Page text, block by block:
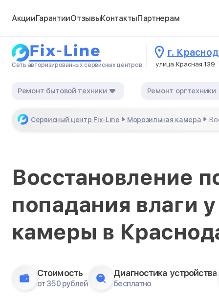
АкцииГарантииОтзывыКонтактыПартнерам
Сеть авторизированных сервисных центров
г.
улица Красная 139
Ремонт бытовой техники Ремонт оргтехники
Сервисный центр Fix-Line Морозильная камера
Восстановление
попадания влаги
камеры в
Стоимость
от 350 рублей
Диагностика устройства
бесплатно